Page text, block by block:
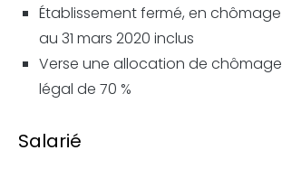
Établissement fermé, en chômage
au 31 mars 2020 inclus
Verse une allocation de
légal de 70 %
Salarié